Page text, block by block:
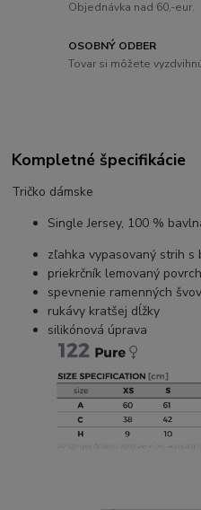
Objednávka nad 60,-eur.
OSOBNÝ ODBER
Tovar si môžete
Kompletné špecifikácie
Tričko dámske
Single Jersey, 100 %
zľahka vypasovaný strih s
priekrčník lemovaný
spevnenie ramenných
rukávy kratšej dĺžky
silikónová úprava